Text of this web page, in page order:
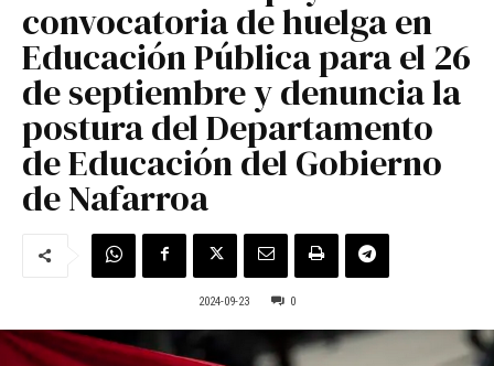
convocatoria de huelga en
Educación Pública para el 26
de septiembre y denuncia la
postura del Departamento
de Educación del Gobierno
de Nafarroa
2024-09-23 0